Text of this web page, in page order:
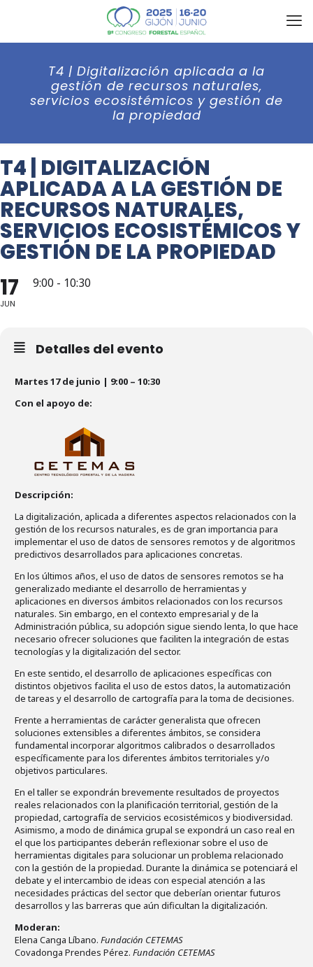
T4 | Digitalización aplicada a la
gestión de recursos naturales,
servicios ecosistémicos y gestión de
la propiedad
T4 | DIGITALIZACIÓN
APLICADA A LA GESTIÓN DE
RECURSOS NATURALES,
SERVICIOS ECOSISTÉMICOS Y
GESTIÓN DE LA PROPIEDAD
17
JUN
9:00 - 10:30
Detalles del evento
Martes 17 de junio | 9:00 – 10:30
Con el apoyo de:
Descripción:
La digitalización, aplicada a diferentes aspectos relacionados con la
gestión de los recursos naturales, es de gran importancia para
implementar el uso de datos de sensores remotos y de algoritmos
predictivos desarrollados para aplicaciones concretas.
En los últimos años, el uso de datos de sensores remotos se ha
generalizado mediante el desarrollo de herramientas y
aplicaciones en diversos ámbitos relacionados con los recursos
naturales. Sin embargo, en el contexto empresarial y de la
Administración pública, su adopción sigue siendo lenta, lo que hace
necesario ofrecer soluciones que faciliten la integración de estas
tecnologías y la digitalización del sector.
En este sentido, el desarrollo de aplicaciones específicas con
distintos objetivos facilita el uso de estos datos, la automatización
de tareas y el desarrollo de cartografía para la toma de decisiones.
Frente a herramientas de carácter generalista que ofrecen
soluciones extensibles a diferentes ámbitos, se considera
fundamental incorporar algoritmos calibrados o desarrollados
específicamente para los diferentes ámbitos territoriales y/o
objetivos particulares.
En el taller se expondrán brevemente resultados de proyectos
reales relacionados con la planificación territorial, gestión de la
propiedad, cartografía de servicios ecosistémicos y biodiversidad.
Asimismo, a modo de dinámica grupal se expondrá un caso real en
el que los participantes deberán reflexionar sobre el uso de
herramientas digitales para solucionar un problema relacionado
con la gestión de la propiedad. Durante la dinámica se potenciará el
debate y el intercambio de ideas con especial atención a las
necesidades prácticas del sector que deberían orientar futuros
desarrollos y las barreras que aún dificultan la digitalización.
Moderan:
Elena Canga Líbano. Fundación CETEMAS
Covadonga Prendes Pérez. Fundación CETEMAS